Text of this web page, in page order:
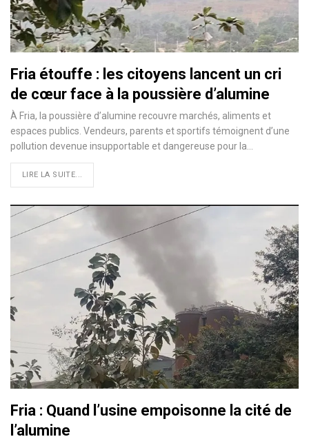
Fria étouffe : les citoyens lancent un cri
de cœur face à la poussière d’alumine
À Fria, la poussière d’alumine recouvre marchés, aliments et
espaces publics. Vendeurs, parents et sportifs témoignent d’une
pollution devenue insupportable et dangereuse pour la…
LIRE LA SUITE...
Fria : Quand l’usine empoisonne la cité de
l’alumine